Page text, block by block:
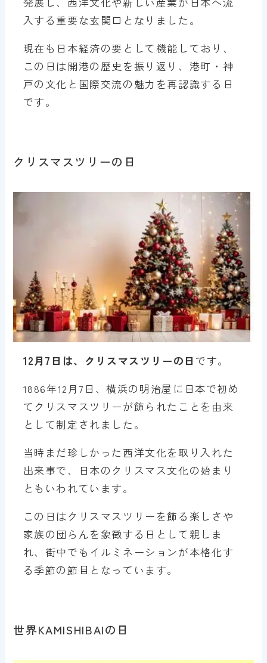
入する重要な玄関口となりました。
現在も日本経済の要として機能しており、
この日は開港の歴史を振り返り、港町・神
戸の文化と国際交流の魅力を再認識する日
です。
クリスマスツリーの日
12月7日は、クリスマスツリーの日 です。
1886年12月7日、横浜の明治屋に日本で初め
てクリスマスツリーが飾られたことを由来
として制定されました。
当時まだ珍しかった西洋文化を取り入れた
出来事で、日本のクリスマス文化の始まり
ともいわれています。
この日はクリスマスツリーを飾る楽しさや
家族の団らんを象徴する日として親しま
れ、街中でもイルミネーションが本格化す
る季節の節目となっています。
世界KAMISHIBAIの日